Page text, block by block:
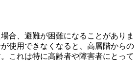
合、避難が困難になることがありま
使用できなくなると、高層階からの
これは特に高齢者や障害者にとって